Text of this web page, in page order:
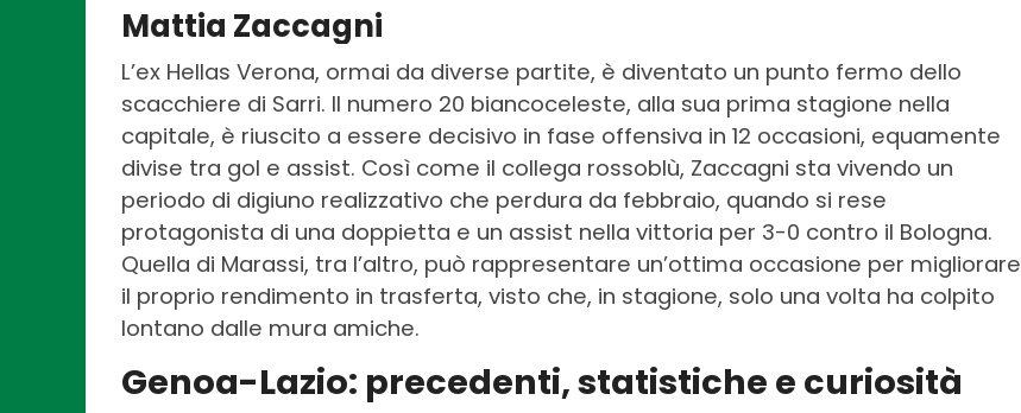
Mattia Zaccagni
L’ex Hellas Verona, ormai da diverse partite, è diventato un punto fermo dello
scacchiere di Sarri. Il numero 20 biancoceleste, alla sua prima stagione nella
capitale, è riuscito a essere decisivo in fase offensiva in 12 occasioni, equamente
divise tra gol e assist. Così come il collega rossoblù, Zaccagni sta vivendo un
periodo di digiuno realizzativo che perdura da febbraio, quando si rese
protagonista di una doppietta e un assist nella vittoria per 3-0 contro il Bologna.
Quella di Marassi, tra l’altro, può rappresentare un’ottima occasione per migliorare
il proprio rendimento in trasferta, visto che, in stagione, solo una volta ha colpito
lontano dalle mura amiche.
Genoa-Lazio: precedenti, statistiche e curiosità